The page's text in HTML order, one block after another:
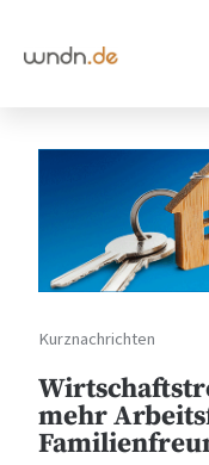
Kurznachrichten
mehr